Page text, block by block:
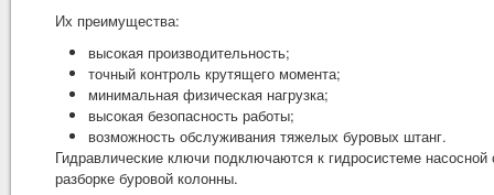
Их преимущества:
высокая производительность;
точный контроль крутящего момента;
минимальная физическая нагрузка;
высокая безопасность работы;
возможность обслуживания тяжелых буровых штанг.
Гидравлические ключи подключаются к гидросистеме
разборке буровой колонны.